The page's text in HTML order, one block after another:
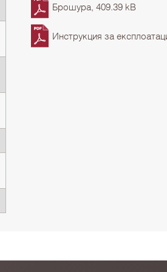
Брошура, 409.39 kB
Инструкция за